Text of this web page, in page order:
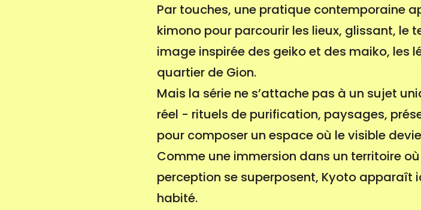
Par touches, une pratique contemporaine
kimono pour parcourir les lieux, glissant, le
image inspirée des geiko et des maiko, les
quartier de Gion.
Mais la série ne s’attache pas à un sujet
réel - rituels de purification, paysages,
pour composer un espace où le visible
Comme une immersion dans un territoire où
perception se superposent, Kyoto apparaît
habité.